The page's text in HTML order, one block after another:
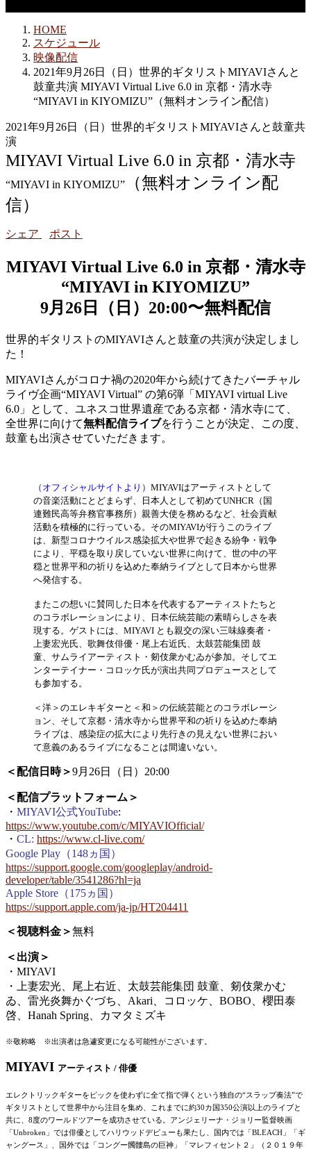
HOME
スケジュール
映像配信
2021年9月26日（日）世界的ギタリストMIYAVIさんと
鼓童共演 MIYAVI Virtual Live 6.0 in 京都・清⽔寺
“MIYAVI in KIYOMIZU”（無料オンライン配信）
2021年9月26日（日）世界的ギタリストMIYAVIさんと鼓童共
演
MIYAVI Virtual Live 6.0 in 京都・清⽔寺
“MIYAVI in KIYOMIZU”
（無料オンライン配
信）
シェア ポスト
MIYAVI Virtual Live 6.0 in 京都・清⽔寺
“MIYAVI in KIYOMIZU”
9⽉26⽇（⽇）20:00〜無料配信
世界的ギタリストのMIYAVIさんと鼓童の共演が決定しまし
た！
MIYAVIさんがコロナ禍の2020年から続けてきたバーチャル
ライヴ企画“MIYAVI Virtual” の第6弾「MIYAVI virtual Live
6.0」として、ユネスコ世界遺産である京都・清⽔寺にて、
全世界に向けて無料配信ライブを⾏うことが決定、この度、
鼓童も出演させていただきます。
（オフィシャルサイトより） MIYAVIはアーティストとして
の⾳楽活動にとどまらず、⽇本⼈として初めてUNHCR（国
連難⺠⾼等弁務官事務所）親善⼤使を務めるなど、社会貢献
活動を積極的に⾏っている。そのMIYAVIが⾏うこのライブ
は、新型コロナウイルス感染拡⼤や世界で起きる紛争・戦争
により、平穏を取り戻していない世界に向けて、世の中の平
穏と世界平和の祈りを込めた奉納ライブとして⽇本から世界
へ発信する。
またこの想いに賛同した⽇本を代表するアーティストたちと
のコラボレーションにより、⽇本伝統芸能の素晴らしさを表
現する。ゲストには、MIYAVI とも親交の深い三味線奏者・
上妻宏光⽒、歌舞伎俳優・尾上右近⽒、太⿎芸能集団 ⿎
童、サムライアーティスト・剱伎衆かむゐが参加。そしてエ
ンターテイナー・コロッケ⽒が演出共同プロデュースとして
も参加する。
＜洋＞のエレキギターと＜和＞の伝統芸能とのコラボレーシ
ョン、そして京都・清⽔寺から世界平和の祈りを込めた奉納
ライブは、感染症の拡⼤により先⾏きの⾒えない世界におい
て意義のあるライブになることは間違いない。
＜配信⽇時＞9⽉26⽇（⽇）20:00
＜配信プラットフォーム＞
・ MIYAVI公式YouTube:
https://www.youtube.com/c/MIYAVIOfficial/
・ CL: https://www.cl-live.com/
Google Play（148ヵ国）
https://support.google.com/googleplay/android-
developer/table/3541286?hl=ja
Apple Store（175ヵ国）
https://support.apple.com/ja-jp/HT204411
＜視聴料⾦＞無料
＜出演＞
・MIYAVI
・上妻宏光、尾上右近、太⿎芸能集団 ⿎童、剱伎衆かむ
ゐ、雷光炎舞かぐづち、Akari、コロッケ、BOBO、櫻⽥泰
啓、Hanah Spring、カマタミズキ
※敬称略 ※出演者は急遽変更になる可能性がございます。
MIYAVI アーティスト / 俳優
エレクトリックギターをピックを使わずに全て指で弾くという独⾃の“スラップ奏法”で
ギタリストとして世界中から注⽬を集め、これまでに約30カ国350公演以上のライブと
共に、8度のワールドツアーを成功させている。アンジェリーナ・ジョリー監督映画
「Unbroken」では俳優としてハリウッドデビューも果たし、国内では「BLEACH」「ギ
ャングース」、国外では「コングー髑髏島の巨神」「マレフィセント２」（２０１９年